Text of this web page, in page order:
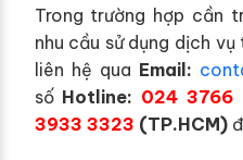
Trong trường hợp cần
nhu cầu sử dụng dịch vụ
liên hệ qua Email:
số Hotline: 024 3766
3933 3323 (TP.HCM)